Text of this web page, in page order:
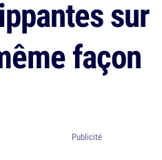
sur
façon